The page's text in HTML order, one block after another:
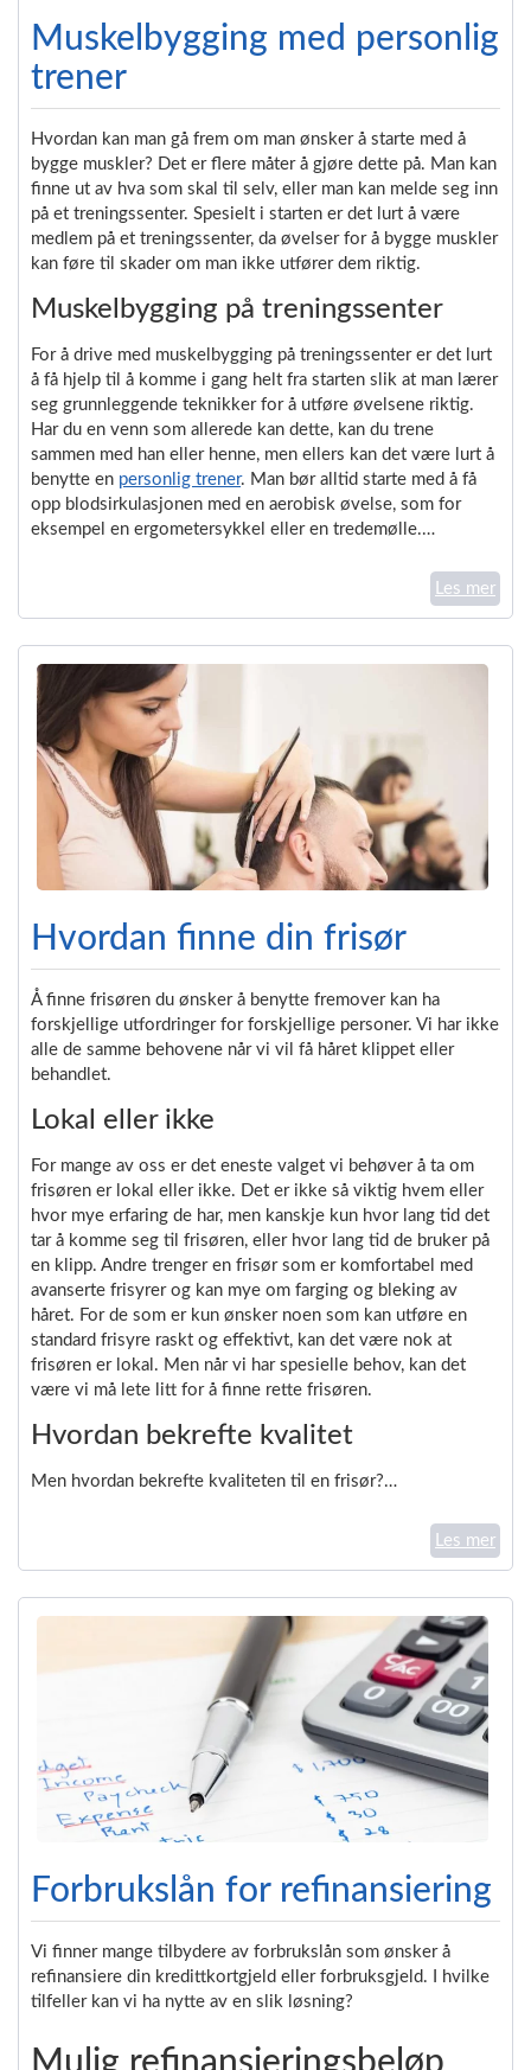
Muskelbygging med personlig
trener
Hvordan kan man gå frem om man ønsker å starte med å
bygge muskler? Det er flere måter å gjøre dette på. Man kan
finne ut av hva som skal til selv, eller man kan melde seg inn
på et treningssenter. Spesielt i starten er det lurt å være
medlem på et treningssenter, da øvelser for å bygge muskler
kan føre til skader om man ikke utfører dem riktig.
Muskelbygging på treningssenter
For å drive med muskelbygging på treningssenter er det lurt
å få hjelp til å komme i gang helt fra starten slik at man lærer
seg grunnleggende teknikker for å utføre øvelsene riktig.
Har du en venn som allerede kan dette, kan du trene
sammen med han eller henne, men ellers kan det være lurt å
benytte en personlig trener. Man bør alltid starte med å få
opp blodsirkulasjonen med en aerobisk øvelse, som for
eksempel en ergometersykkel eller en tredemølle.…
Les mer
Hvordan finne din frisør
Å finne frisøren du ønsker å benytte fremover kan ha
forskjellige utfordringer for forskjellige personer. Vi har ikke
alle de samme behovene når vi vil få håret klippet eller
behandlet.
Lokal eller ikke
For mange av oss er det eneste valget vi behøver å ta om
frisøren er lokal eller ikke. Det er ikke så viktig hvem eller
hvor mye erfaring de har, men kanskje kun hvor lang tid det
tar å komme seg til frisøren, eller hvor lang tid de bruker på
en klipp. Andre trenger en frisør som er komfortabel med
avanserte frisyrer og kan mye om farging og bleking av
håret. For de som er kun ønsker noen som kan utføre en
standard frisyre raskt og effektivt, kan det være nok at
frisøren er lokal. Men når vi har spesielle behov, kan det
være vi må lete litt for å finne rette frisøren.
Hvordan bekrefte kvalitet
Men hvordan bekrefte kvaliteten til en frisør?…
Les mer
Forbrukslån for refinansiering
Vi finner mange tilbydere av forbrukslån som ønsker å
refinansiere din kredittkortgjeld eller forbruksgjeld. I hvilke
tilfeller kan vi ha nytte av en slik løsning?
Mulig refinansieringsbeløp